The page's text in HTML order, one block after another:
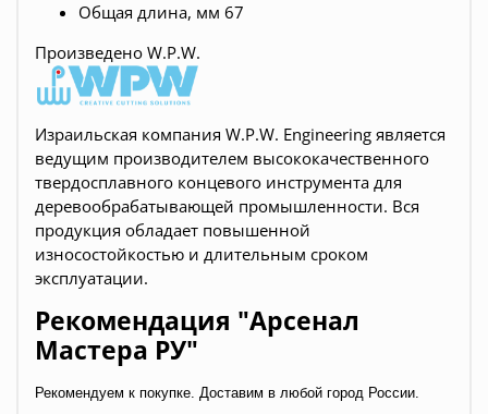
Общая длина, мм 67
Произведено W.P.W.
Израильская компания W.P.W. Engineering является
ведущим производителем высококачественного
твердосплавного концевого инструмента для
деревообрабатывающей промышленности. Вся
продукция обладает повышенной
износостойкостью и длительным сроком
эксплуатации.
Рекомендация "Арсенал
Мастера РУ"
Рекомендуем к покупке. Доставим в любой город России.